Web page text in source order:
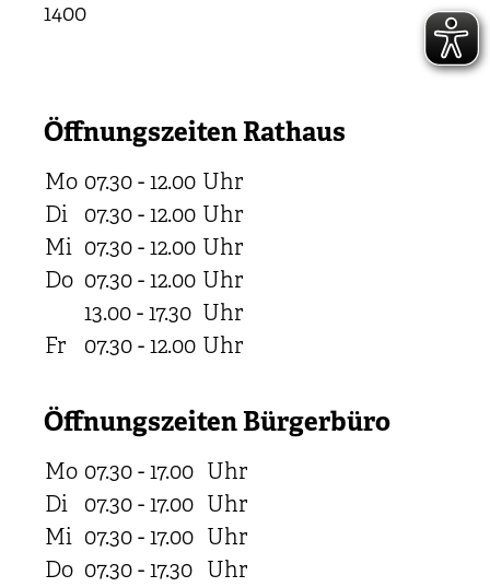
1400
Öffnungszeiten Rathaus
Mo 07.30 - 12.00 Uhr
Di
07.30 - 12.00 Uhr
Mi 07.30 - 12.00 Uhr
Do 07.30 - 12.00 Uhr
13.00 - 17.30 Uhr
Fr
07.30 - 12.00 Uhr
Öffnungszeiten Bürgerbüro
Mo 07.30 - 17.00 Uhr
Di
07.30 - 17.00 Uhr
Mi 07.30 - 17.00 Uhr
Do 07.30 - 17.30 Uhr